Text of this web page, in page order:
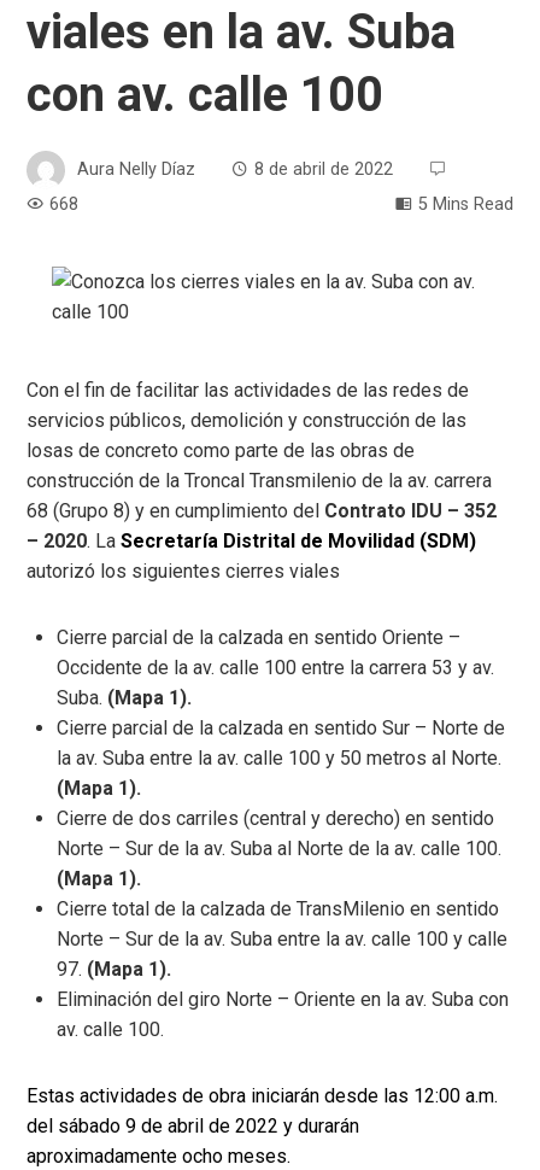
viales en la av. Suba
con av. calle 100
Aura Nelly Díaz
8 de abril de 2022
668
5 Mins Read
Con el fin de facilitar las actividades de las redes de
servicios públicos, demolición y construcción de las
losas de concreto como parte de las obras de
construcción de la Troncal Transmilenio de la av. carrera
68 (Grupo 8) y en cumplimiento del Contrato IDU – 352
– 2020. LaSecretaría Distrital de Movilidad (SDM)
autorizó los siguientes cierres viales
Cierre parcial de la calzada en sentido Oriente –
Occidente de la av. calle 100 entre la carrera 53 y av.
Suba. (Mapa 1).
Cierre parcial de la calzada en sentido Sur – Norte de
la av. Suba entre la av. calle 100 y 50 metros al Norte.
(Mapa 1).
Cierre de dos carriles (central y derecho) en sentido
Norte – Sur de la av. Suba al Norte de la av. calle 100.
(Mapa 1).
Cierre total de la calzada de TransMilenio en sentido
Norte – Sur de la av. Suba entre la av. calle 100 y calle
97. (Mapa 1).
Eliminación del giro Norte – Oriente en la av. Suba con
av. calle 100.
Estas actividades de obra iniciarán desde las 12:00 a.m.
del sábado 9 de abril de 2022 y durarán
aproximadamente ocho meses.